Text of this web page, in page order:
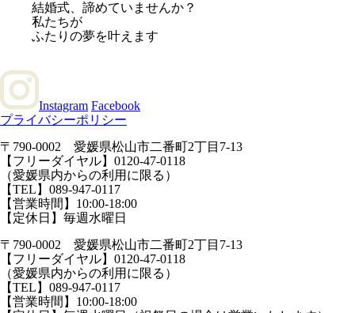
結婚式、諦めていませんか？
私たちが
ふたりの夢を叶えます
Instagram Facebook
プライバシーポリシー
〒790-0002 愛媛県松山市二番町2丁目7-13
【フリーダイヤル】0120-47-0118
（愛媛県内からの利用に限る）
【TEL】089-947-0117
【営業時間】10:00-18:00
【定休日】毎週水曜日
〒790-0002 愛媛県松山市二番町2丁目7-13
【フリーダイヤル】0120-47-0118
（愛媛県内からの利用に限る）
【TEL】089-947-0117
【営業時間】10:00-18:00